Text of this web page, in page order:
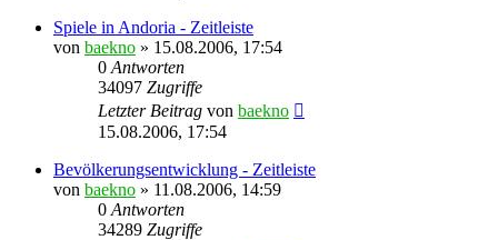
Spiele in Andoria - Zeitleiste
von baekno » 15.08.2006, 17:54
0 Antworten
34097 Zugriffe
Letzter Beitrag von baekno
15.08.2006, 17:54
Bevölkerungsentwicklung - Zeitleiste
von baekno » 11.08.2006, 14:59
0 Antworten
34289 Zugriffe